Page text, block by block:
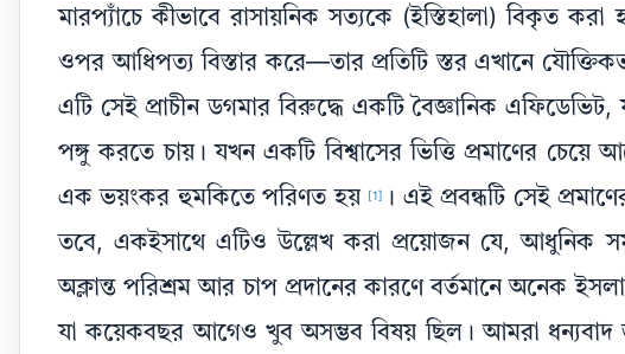
মারপ্যাঁচে কীভাবে রাসায়নিক সত্যকে (ইস্তিহালা) বিকৃত করা
ওপর আধিপত্য বিস্তার করে—তার প্রতিটি স্তর এখানে
এটি সেই প্রাচীন ডগমার বিরুদ্ধে একটি বৈজ্ঞানিক
পঙ্গু করতে চায়। যখন একটি বিশ্বাসের ভিত্তি প্রমাণের চেয়ে
এক ভয়ংকর হুমকিতে পরিণত হয়
[1]
। এই প্রবন্ধটি সেই
তবে, একইসাথে এটিও উল্লেখ করা প্রয়োজন যে, আধুনিক
অক্লান্ত পরিশ্রম আর চাপ প্রদানের কারণে বর্তমানে অনেক
যা কয়েকবছর আগেও খুব অসম্ভব বিষয় ছিল। আমরা ধন্যবাদ